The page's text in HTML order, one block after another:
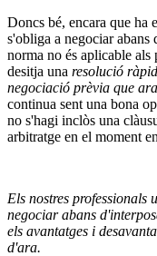
Doncs bé, encara que ha
s'obliga a negociar abans
norma no és aplicable als
desitja una resolució
negociació prèvia que
continua sent una bona
no s'hagi inclòs una
arbitratge en el moment
Els nostres professionals
negociar abans
els avantatges i
d'ara.